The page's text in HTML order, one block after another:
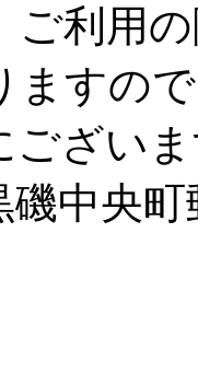
ご利用
ますの
ござい
磯中央